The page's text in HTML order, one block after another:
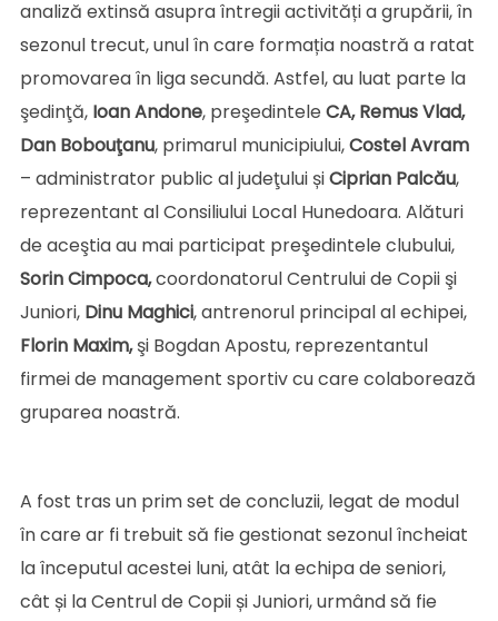
analiză extinsă asupra întregii activități a grupării, în
sezonul trecut, unul în care formația noastră a ratat
promovarea în liga secundă. Astfel, au luat parte la
şedinţă,Ioan Andone, preşedintele CA, Remus Vlad,
Dan Bobouţanu, primarul municipiului,Costel Avram
– administrator public al judeţului șiCiprian Palcău,
reprezentant al Consiliului Local Hunedoara. Alături
de aceştia au mai participat preşedintele clubului,
Sorin Cimpoca,coordonatorul Centrului de Copii şi
Juniori, Dinu Maghici, antrenorul principal al echipei,
Florin Maxim,şi Bogdan Apostu, reprezentantul
firmei de management sportiv cu care colaborează
gruparea noastră.
A fost tras un prim set de concluzii, legat de modul
în care ar fi trebuit să fie gestionat sezonul încheiat
la începutul acestei luni, atât la echipa de seniori,
cât și la Centrul de Copii și Juniori, urmând să fie